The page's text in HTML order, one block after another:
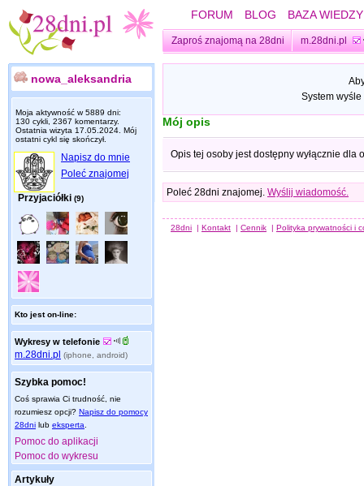
FORUM BLOG BAZA WIEDZY
Zaproś znajomą na 28dni m.28dni.pl
nowa_aleksandria
Moja aktywność w 5889 dni:
130 cykli, 2367 komentarzy.
Ostatnia wizyta 17.05.2024 . Mój
ostatni cykl się skończył.
Napisz do mnie
Poleć znajomej
Przyjaciółki (9)
Kto jest on-line:
Wykresy w telefonie
m.28dni.pl (iphone, android)
Szybka pomoc!
Coś sprawia Ci trudność, nie
rozumiesz opcji? Napisz do pomocy
28dni lub eksperta
Pomoc do aplikacji
Pomoc do wykresu
Artykuły
System
Mój opis
Opis tej osoby jest dostępny wyłącznie dla
Poleć 28dni znajomej. Wyślij wiadomość.
28dni | Kontakt | Cennik | Polityka prywatności i